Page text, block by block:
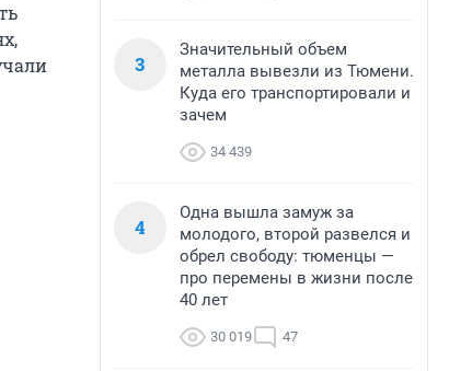
3
Значительный объем
металла вывезли из Тюмени.
Куда его транспортировали и
зачем
34 439
4
Одна вышла замуж за
молодого, второй развелся и
обрел свободу: тюменцы —
про перемены в жизни после
40 лет
30 019 47